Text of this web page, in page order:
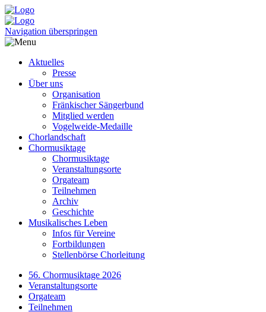
Navigation überspringen
Aktuelles
Presse
Über uns
Organisation
Fränkischer Sängerbund
Mitglied werden
Vogelweide-Medaille
Chorland­schaft
Chormusik­tage
Chormusiktage
Veranstaltungsorte
Orgateam
Teilnehmen
Archiv
Geschichte
Musikalisches Leben
Infos für Vereine
Fortbildungen
Stellenbörse Chorleitung
56. Chor­musiktage 2026
Veranstaltungsorte
Orgateam
Teilnehmen